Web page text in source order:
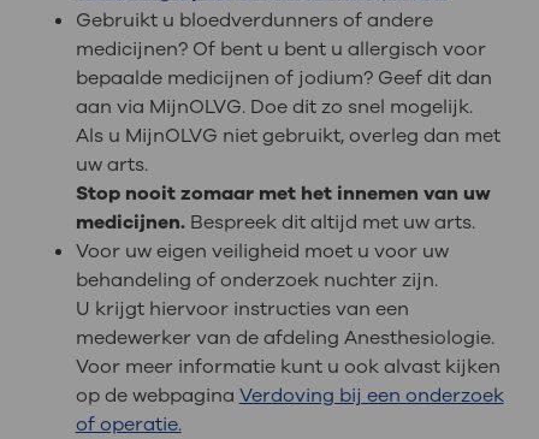
Gebruikt u bloedverdunners of andere
medicijnen? Of bent u bent u allergisch voor
bepaalde medicijnen of jodium? Geef dit dan
aan via MijnOLVG. Doe dit zo snel mogelijk.
Als u MijnOLVG niet gebruikt, overleg dan met
uw arts.
Stop nooit zomaar met het innemen van uw
medicijnen.Bespreek dit altijd met uw arts.
Voor uw eigen veiligheid moet u voor uw
behandeling of onderzoek nuchter zijn.
U krijgt hiervoor instructies van een
medewerker van de afdeling Anesthesiologie.
Voor meer informatie kunt u ook alvast kijken
op de webpagina Verdoving bij een onderzoek
of operatie.